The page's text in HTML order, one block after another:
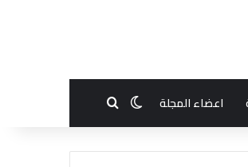
اعضاء المجلة الوضع المظلم
بحث عن